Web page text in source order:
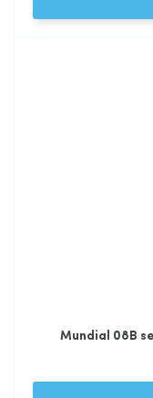
Mundial 08B